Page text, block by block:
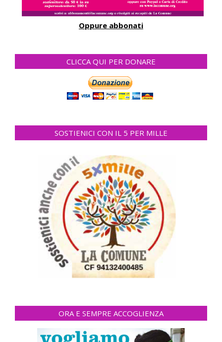
Oppure abbonati
CLICCA QUI PER DONARE
SOSTIENICI CON IL 5 PER MILLE
ORA E SEMPRE ACCOGLIENZA